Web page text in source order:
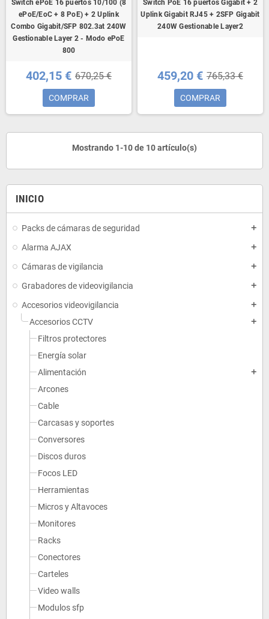
INICIO
Packs de cámaras de seguridad add
Alarma AJAX add
Cámaras de vigilancia add
Grabadores de videovigilancia add
Accesorios videovigilancia add
Accesorios CCTV add
Filtros protectores
Energía solar
Alimentación
add
Arcones
Cable
Carcasas y soportes
Conversores
Discos duros
Focos LED
Herramientas
Micros y Altavoces
Monitores
Racks
Conectores
Carteles
Video walls
Modulos sfp
Switch ePoE 16 puertos 10/100 (8
ePoE/EoC + 8 PoE) + 2 Uplink
Combo Gigabit/SFP 802.3at 240W
Gestionable Layer 2 - Modo ePoE
800
402,15 € 670,25 €
COMPRAR
Switch PoE 16 puertos Gigabit + 2
Uplink Gigabit RJ45 + 2SFP Gigabit
240W Gestionable Layer2
459,20 € 765,33 €
COMPRAR
Mostrando 1-10 de 10 artículo(s)